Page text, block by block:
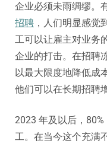
企业必须未雨绸缪。
招聘 ，人们明显感觉
工可以让雇主对业务
企业的打击。在招聘
以最大限度地降低成
他们可以在长期招聘
2023 年及以后，
工。在当今这个充满